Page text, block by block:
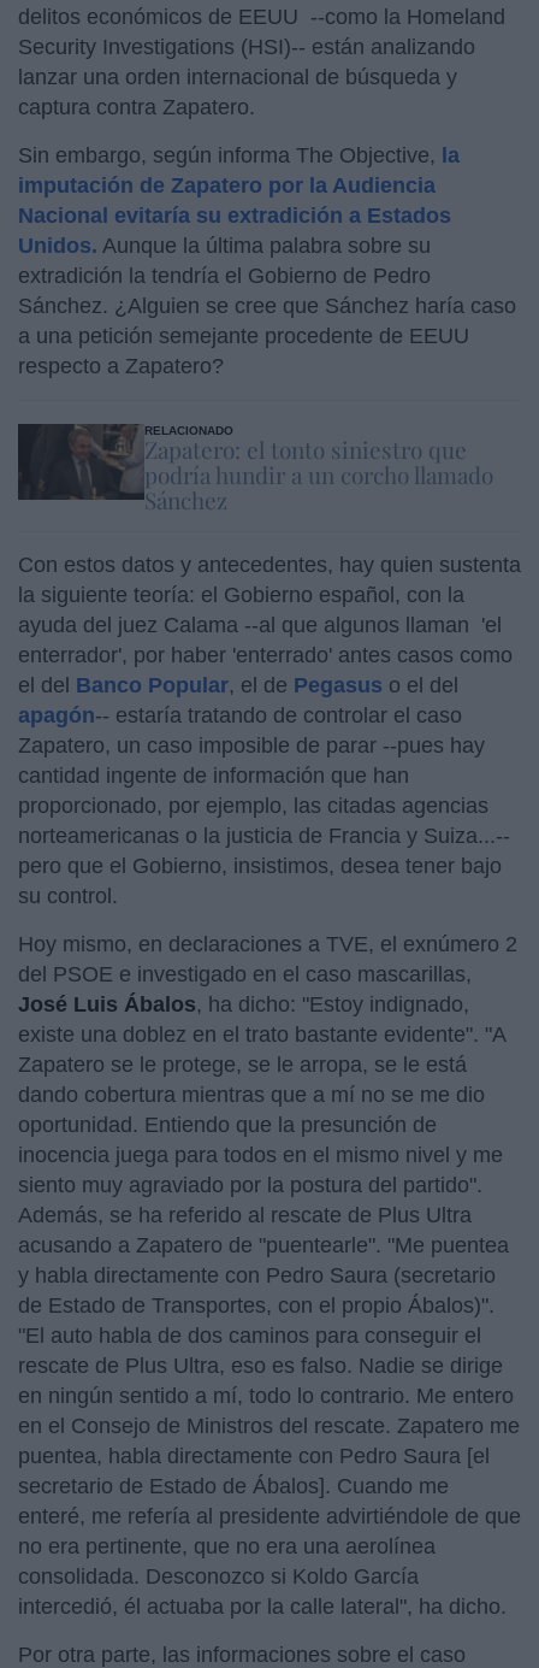
delitos económicos de EEUU --como la Homeland
Security Investigations (HSI)-- están analizando
lanzar una orden internacional de búsqueda y
captura contra Zapatero.
Sin embargo, según informa The Objective, la
imputación de Zapatero por la Audiencia
Nacional evitaría su extradición a Estados
Unidos. Aunque la última palabra sobre su
extradición la tendría el Gobierno de Pedro
Sánchez. ¿Alguien se cree que Sánchez haría caso
a una petición semejante procedente de EEUU
respecto a Zapatero?
RELACIONADO
Zapatero: el tonto siniestro que
podría hundir a un corcho llamado
Sánchez
Con estos datos y antecedentes, hay quien sustenta
la siguiente teoría: el Gobierno español, con la
ayuda del juez Calama --al que algunos llaman 'el
enterrador', por haber 'enterrado' antes casos como
el del Banco Popular, el de Pegasus o el del
apagón-- estaría tratando de controlar el caso
Zapatero, un caso imposible de parar --pues hay
cantidad ingente de información que han
proporcionado, por ejemplo, las citadas agencias
norteamericanas o la justicia de Francia y Suiza...--
pero que el Gobierno, insistimos, desea tener bajo
su control.
Hoy mismo, en declaraciones a TVE, el exnúmero 2
del PSOE e investigado en el caso mascarillas,
José Luis Ábalos, ha dicho: "Estoy indignado,
existe una doblez en el trato bastante evidente". "A
Zapatero se le protege, se le arropa, se le está
dando cobertura mientras que a mí no se me dio
oportunidad. Entiendo que la presunción de
inocencia juega para todos en el mismo nivel y me
siento muy agraviado por la postura del partido".
Además, se ha referido al rescate de Plus Ultra
acusando a Zapatero de "puentearle". "Me puentea
y habla directamente con Pedro Saura (secretario
de Estado de Transportes, con el propio Ábalos)".
"El auto habla de dos caminos para conseguir el
rescate de Plus Ultra, eso es falso. Nadie se dirige
en ningún sentido a mí, todo lo contrario. Me entero
en el Consejo de Ministros del rescate. Zapatero me
puentea, habla directamente con Pedro Saura [el
secretario de Estado de Ábalos]. Cuando me
enteré, me refería al presidente advirtiéndole de que
no era pertinente, que no era una aerolínea
consolidada. Desconozco si Koldo García
intercedió, él actuaba por la calle lateral", ha dicho.
Por otra parte, las informaciones sobre el caso